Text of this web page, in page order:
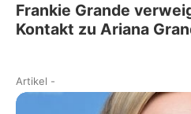
Frankie Grande
Kontakt zu Ariana
Artikel -